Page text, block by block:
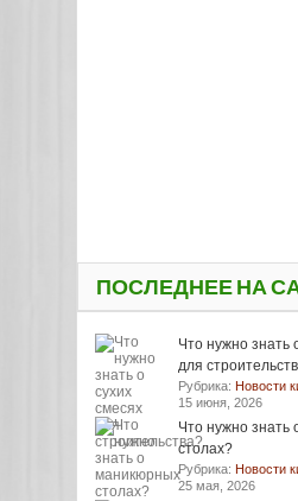
ПОСЛЕДНЕЕ НА
Что нужно знать
для
Рубрика: Новости
15 июня, 2026
Что нужно знать
столах?
Рубрика: Новости
25 мая, 2026